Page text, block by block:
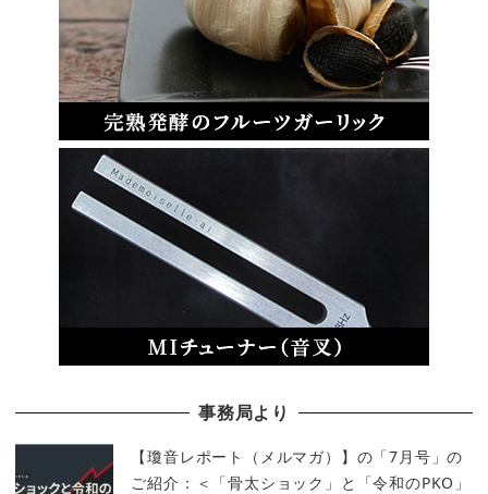
事務局より
【瓊音レポート（メルマガ）】の「7月号」の
ご紹介：＜「骨太ショック」と「令和のPKO」